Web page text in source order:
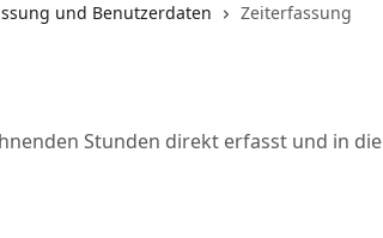
und Benutzerdaten Zeiterfassung
Stunden direkt erfasst und in die